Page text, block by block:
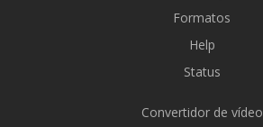
Formatos
Help
Status
Convertidor de vídeo